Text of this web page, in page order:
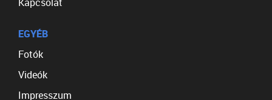
EGYÉB
Fotók
Videók
Impresszum